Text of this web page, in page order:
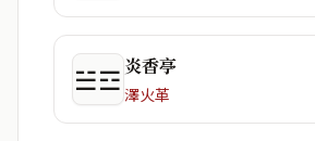
☱☲ 炎香亭
澤火革